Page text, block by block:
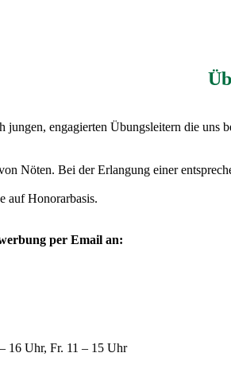
jungen, engagierten Übungsleitern die
Nöten. Bei der Erlangung einer
auf Honorarbasis.
per Email an:
16 Uhr, Fr. 11 – 15 Uhr